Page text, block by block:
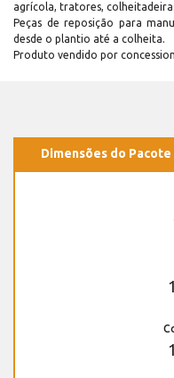
agrícola, tratores,
Peças de reposição para
desde o plantio até a colheita.
Produto vendido por
Dimensões do Pacote